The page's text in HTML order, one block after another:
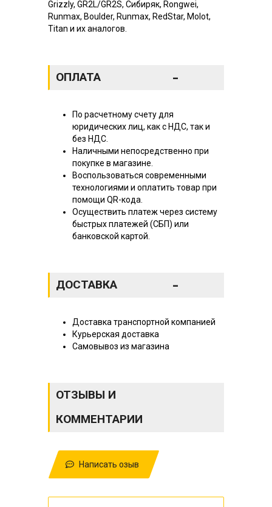
Grizzly, GR2L/GR2S, Сибиряк, Rongwei,
Runmax, Boulder, Runmax, RedStar, Molot,
Titan и их аналогов.
ОПЛАТА -
По расчетному счету для
юридических лиц, как с НДС, так и
без НДС.
Наличными непосредственно при
покупке в магазине.
Воспользоваться современными
технологиями и оплатить товар при
помощи QR-кода.
Осуществить платеж через систему
быстрых платежей (СБП) или
банковской картой.
ДОСТАВКА -
Доставка транспортной компанией
Курьерская доставка
Самовывоз из магазина
ОТЗЫВЫ И
КОММЕНТАРИИ
Написать озыв